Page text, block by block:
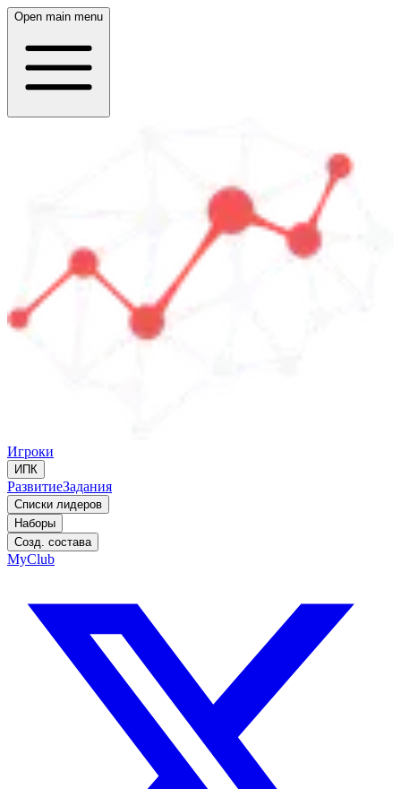
Open main menu
Игроки
ИПК
РазвитиеЗадания
Списки лидеров
Наборы
Созд. состава
MyClub